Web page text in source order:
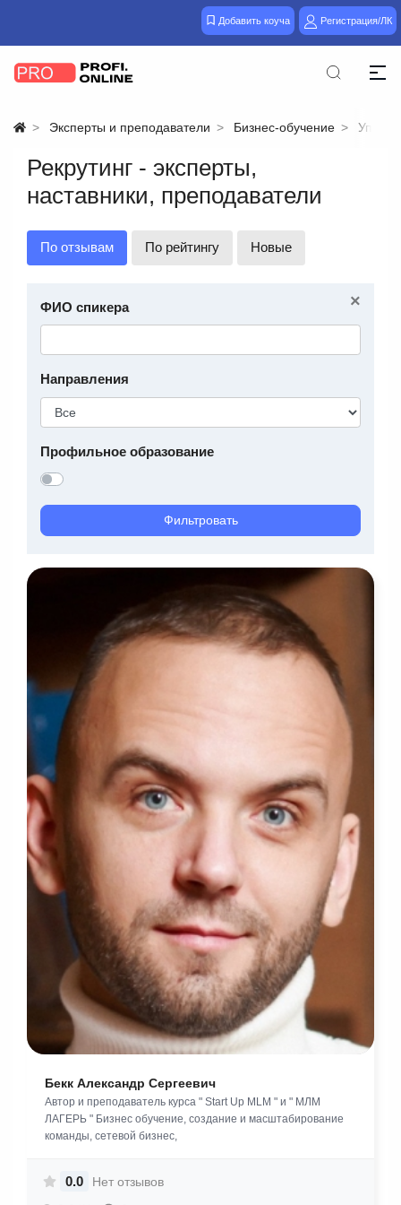
Добавить коуча Регистрация/ЛК
Эксперты и преподаватели Бизнес-обучение
Рекрутинг - эксперты,
наставники, преподаватели
По отзывам По рейтингу Новые
×
ФИО спикера
Направления
Профильное образование
Фильтровать
Бекк Александр Сергеевич
Автор и преподаватель курса " Start Up MLM " и " МЛМ
ЛАГЕРЬ " Бизнес обучение, создание и масштабирование
команды, сетевой бизнес,
0.0 Нет отзывов